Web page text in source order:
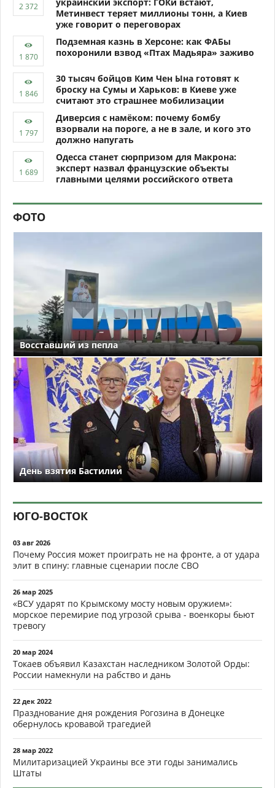
Метинвест теряет миллионы тонн, а Киев
уже говорит о переговорах
Подземная казнь в Херсоне: как ФАБы
похоронили взвод «Птах Мадьяра» заживо
30 тысяч бойцов Ким Чен Ына готовят к
броску на Сумы и Харьков: в Киеве уже
считают это страшнее мобилизации
Диверсия с намёком: почему бомбу
взорвали на пороге, а не в зале, и кого это
должно напугать
Одесса станет сюрпризом для Макрона:
эксперт назвал французские объекты
главными целями российского ответа
ФОТО
Восставший из пепла
День взятия Бастилии
ЮГО-ВОСТОК
03 авг 2026
Почему Россия может проиграть не на фронте, а от удара
элит в спину: главные сценарии после СВО
26 мар 2025
«ВСУ ударят по Крымскому мосту новым оружием»:
морское перемирие под угрозой срыва - военкоры бьют
тревогу
20 мар 2024
Токаев объявил Казахстан наследником Золотой Орды:
России намекнули на рабство и дань
22 дек 2022
Празднование дня рождения Рогозина в Донецке
обернулось кровавой трагедией
28 мар 2022
Милитаризацией Украины все эти годы занимались
Штаты